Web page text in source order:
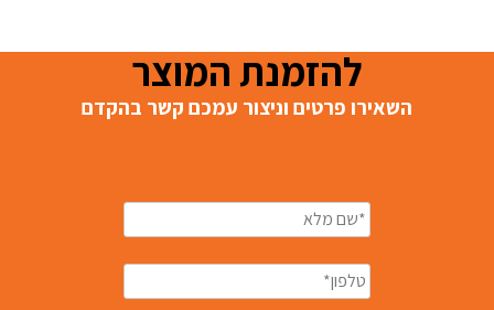
להזמנת המוצר
השאירו פרטים וניצור עמכם קשר בהקדם